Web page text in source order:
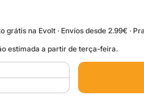
grátis na Evolt · Envios desde 2.99€ ·
estimada a partir de terça-feira.